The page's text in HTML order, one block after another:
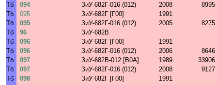
Тб
094 ЗиУ-682Г-016 (012) 2008
8995
Тб
095 ЗиУ-682Г [Г00]
1991
Тб
095 ЗиУ-682Г-016 (012) 2005
8275
Тб
96
ЗиУ-682В
Тб
096 ЗиУ-682Г [Г00]
1991
Тб
096 ЗиУ-682Г-016 (012) 2006
8646
Тб
097 ЗиУ-682В-012 [В0А] 1989
33906
Тб
097 ЗиУ-682Г-016 (012) 2008
9127
Тб
098 ЗиУ-682Г [Г00]
1991